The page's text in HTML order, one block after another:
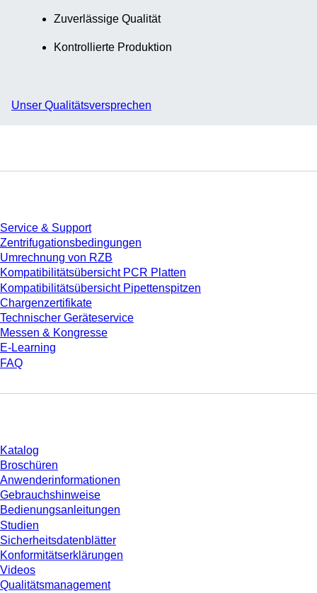
Zuverlässige Qualität
Kontrollierte Produktion
Unser Qualitätsversprechen
Service & Support
Zentrifugationsbedingungen
Umrechnung von RZB
Kompatibilitätsübersicht PCR Platten
Kompatibilitätsübersicht Pipettenspitzen
Chargenzertifikate
Technischer Geräteservice
Messen & Kongresse
E-Learning
FAQ
Katalog
Broschüren
Anwenderinformationen
Gebrauchshinweise
Bedienungsanleitungen
Studien
Sicherheitsdatenblätter
Konformitätserklärungen
Videos
Qualitätsmanagement